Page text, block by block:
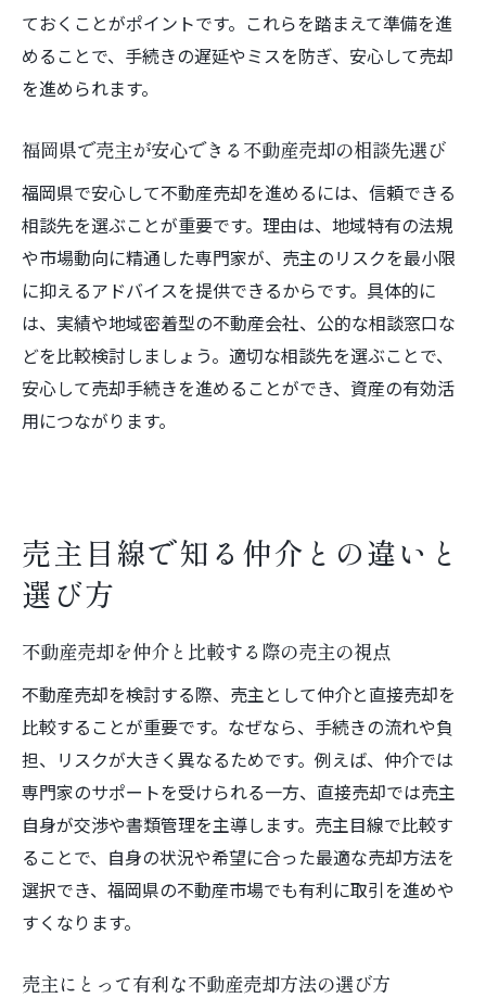
ておくことがポイントです。これらを踏まえて準備を進
めることで、手続きの遅延やミスを防ぎ、安心して売却
を進められます。
福岡県で売主が安心できる不動産売却の相談先選び
福岡県で安心して不動産売却を進めるには、信頼できる
相談先を選ぶことが重要です。理由は、地域特有の法規
や市場動向に精通した専門家が、売主のリスクを最小限
に抑えるアドバイスを提供できるからです。具体的に
は、実績や地域密着型の不動産会社、公的な相談窓口な
どを比較検討しましょう。適切な相談先を選ぶことで、
安心して売却手続きを進めることができ、資産の有効活
用につながります。
売主目線で知る仲介との違いと
選び方
不動産売却を仲介と比較する際の売主の視点
不動産売却を検討する際、売主として仲介と直接売却を
比較することが重要です。なぜなら、手続きの流れや負
担、リスクが大きく異なるためです。例えば、仲介では
専門家のサポートを受けられる一方、直接売却では売主
自身が交渉や書類管理を主導します。売主目線で比較す
ることで、自身の状況や希望に合った最適な売却方法を
選択でき、福岡県の不動産市場でも有利に取引を進めや
すくなります。
売主にとって有利な不動産売却方法の選び方